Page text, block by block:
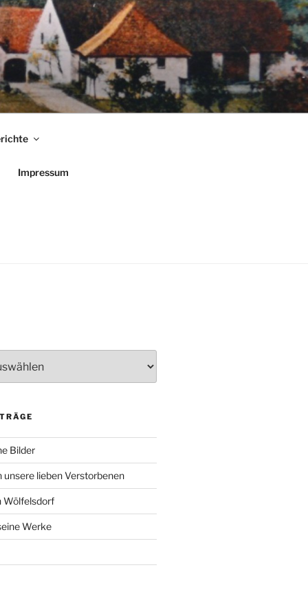
Impressum
Bilder
unsere lieben Verstorbenen
Wölfelsdorf
Werke